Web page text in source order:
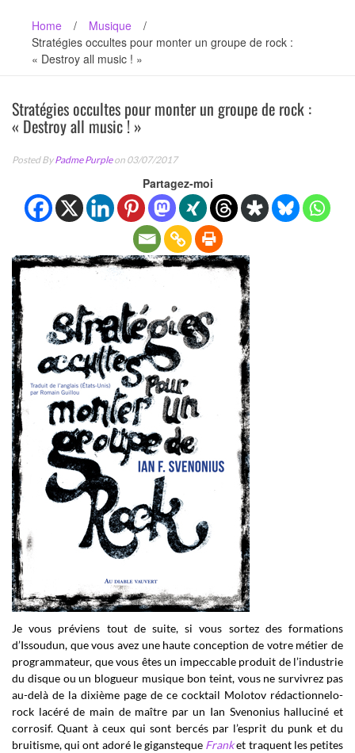
Home / Musique
/
Stratégies occultes pour monter un groupe de rock :
« Destroy all music ! »
Stratégies occultes pour monter un groupe de rock :
« Destroy all music ! »
Posted ByPadme Purpleon 03/07/2017
Partagez-moi
Je vous préviens tout de suite, si vous sortez des formations
d’Issoudun, que vous avez une haute conception de votre métier de
programmateur, que vous êtes un impeccable produit de l’industrie
du disque ou un blogueur musique bon teint, vous ne survivrez pas
au-delà de la dixième page de ce cocktail Molotov rédactionnelo-
rock lacéré de main de maître par un Ian Svenonius halluciné et
corrosif. Quant à ceux qui sont bercés par l’esprit du punk et du
bruitisme, qui ont adoré le gigansteque Franket traquent les petites